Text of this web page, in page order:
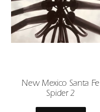
New Mexico Santa Fe
Spider 2